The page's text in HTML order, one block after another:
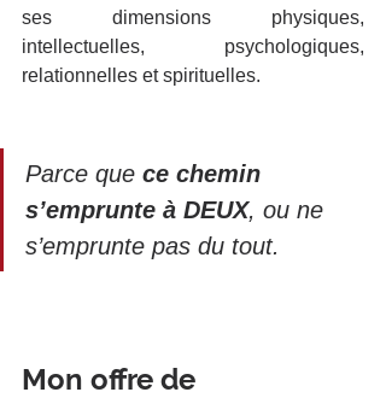
ses dimensions physiques,
intellectuelles, psychologiques,
relationnelles et spirituelles.
Parce que ce chemin
s’emprunte à DEUX, ou ne
s’emprunte pas du tout.
Mon offre de